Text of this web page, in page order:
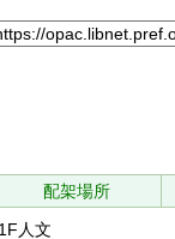
配架場所
人文